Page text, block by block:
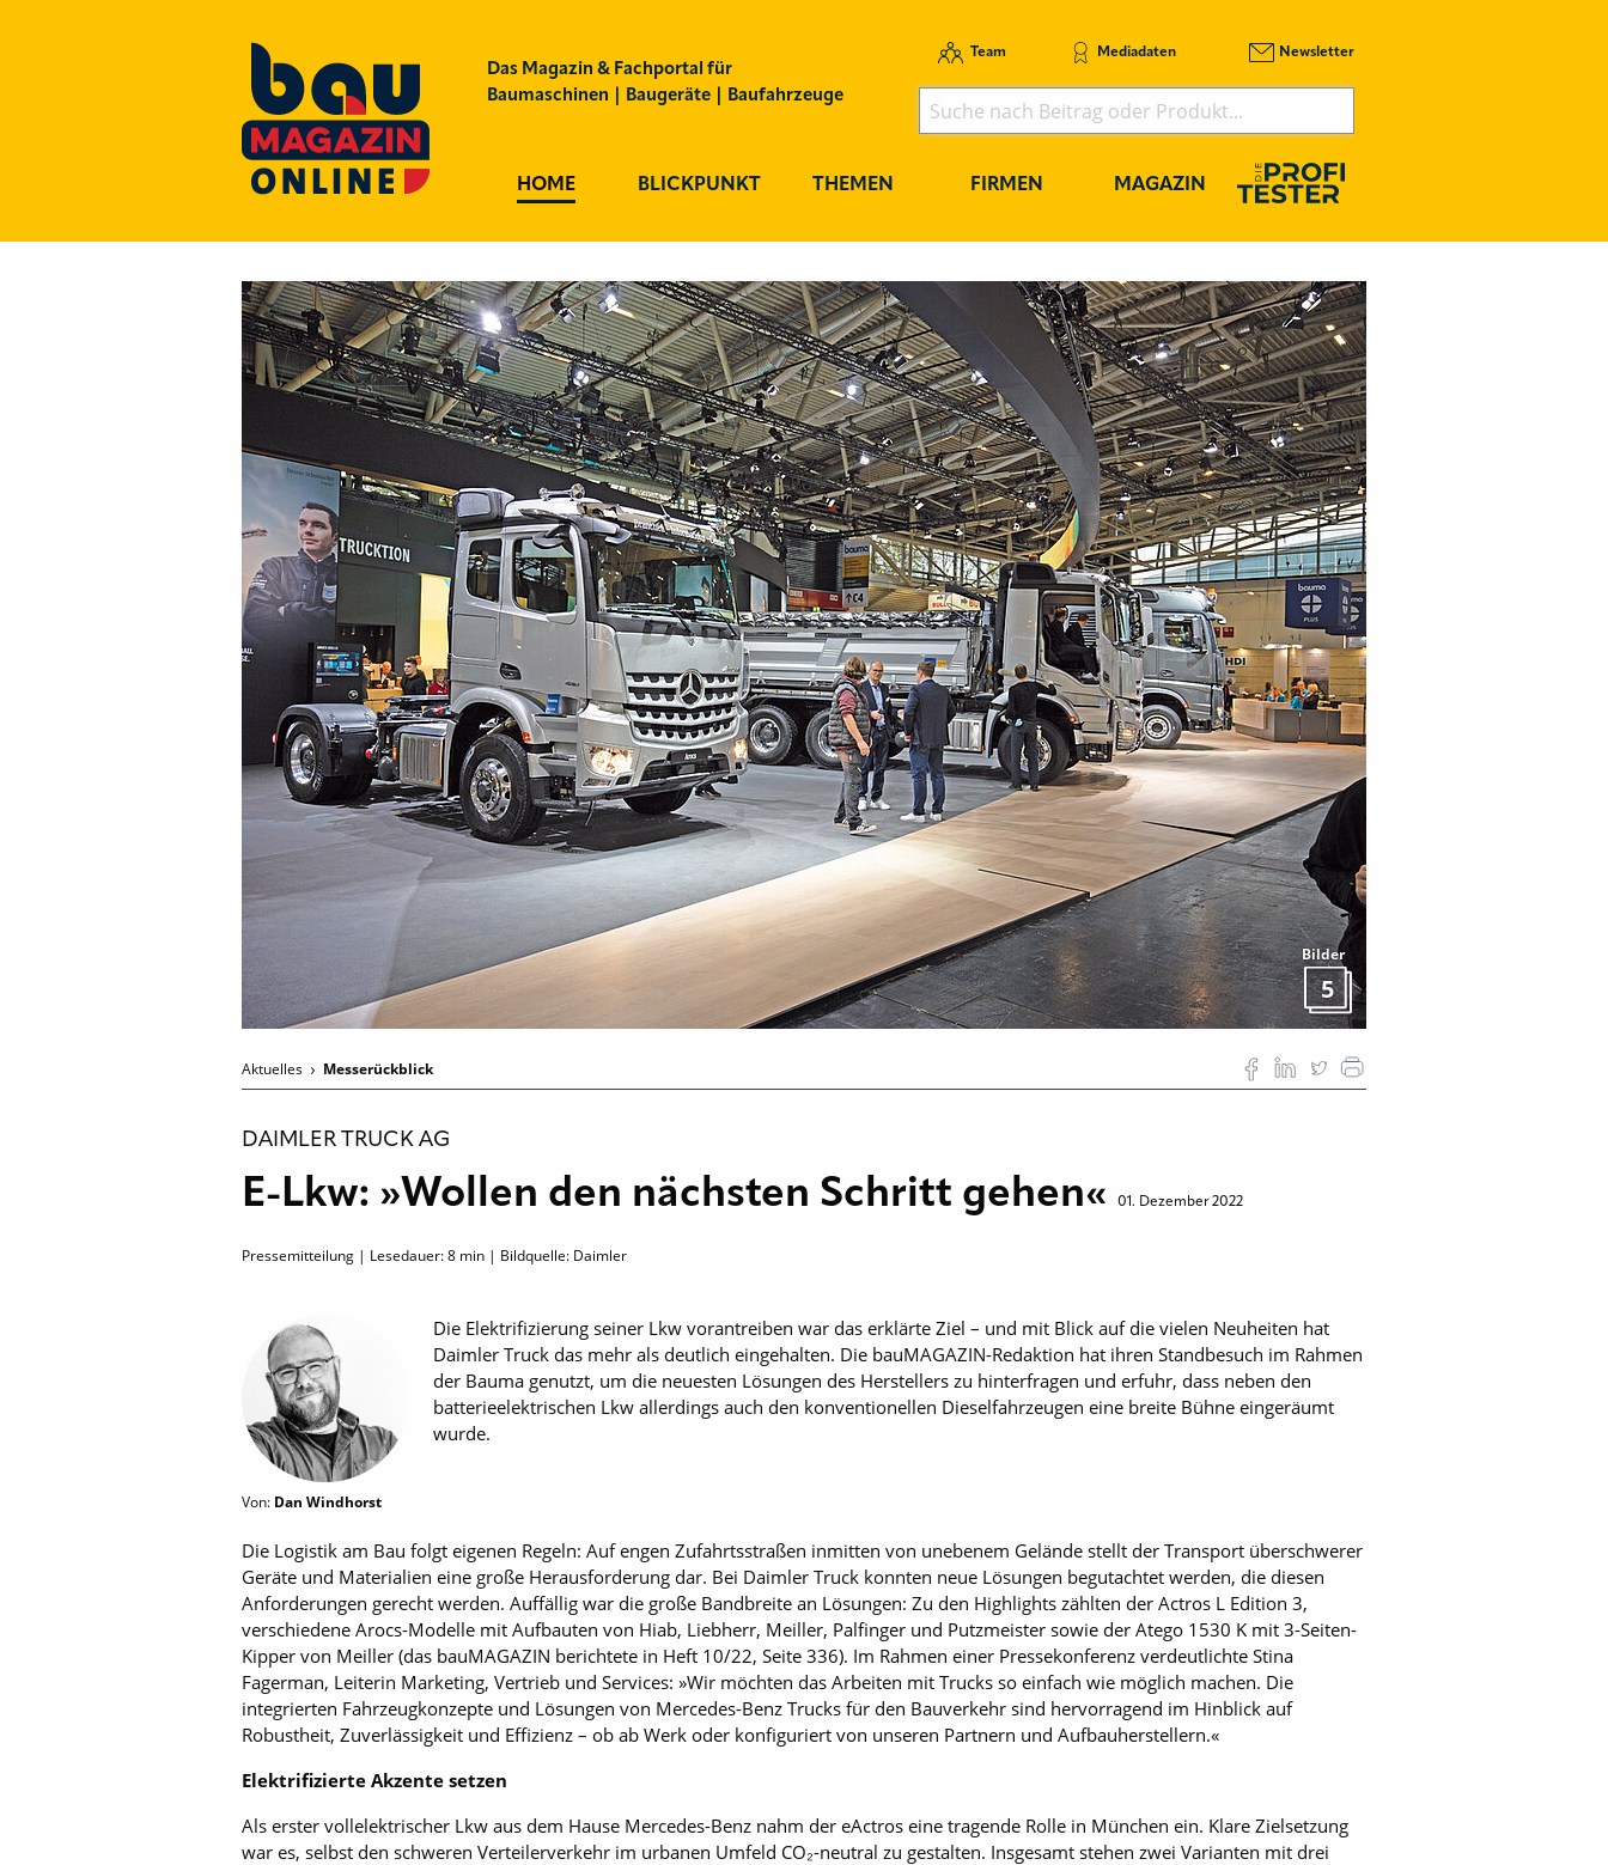
Das Magazin & Fachportal für
Baumaschinen | Baugeräte | Baufahrzeuge
Team Mediadaten Newsletter
HOME BLICKPUNKT THEMEN FIRMEN MAGAZIN
Bilder
5
Aktuelles Messerückblick
DAIMLER TRUCK AG
E-Lkw: »Wollen den nächsten Schritt gehen« 01. Dezember 2022
Pressemitteilung | Lesedauer:8 min | Bildquelle: Daimler
Von: Dan Windhorst
Die Elektrifizierung seiner Lkw vorantreiben war das erklärte Ziel – und mit Blick auf die vielen Neuheiten hat
Daimler Truck das mehr als deutlich eingehalten. Die bauMAGAZIN-Redaktion hat ihren Standbesuch im Rahmen
der Bauma genutzt, um die neuesten Lösungen des Herstellers zu hinterfragen und erfuhr, dass neben den
batterieelektrischen Lkw allerdings auch den konventionellen Dieselfahrzeugen eine breite Bühne eingeräumt
wurde.
Die Logistik am Bau folgt eigenen Regeln: Auf engen Zufahrtsstraßen inmitten von unebenem Gelände stellt der Transport überschwerer
Geräte und Materialien eine große Herausforderung dar. Bei Daimler Truck konnten neue Lösungen begutachtet werden, die diesen
Anforderungen gerecht werden. Auffällig war die große Bandbreite an Lösungen: Zu den Highlights zählten der Actros L Edition 3,
verschiedene Arocs-Modelle mit Aufbauten von Hiab, Liebherr, Meiller, Palfinger und Putzmeister sowie der Atego 1530 K mit 3-Seiten-
Kipper von Meiller (das bauMAGAZIN berichtete in Heft 10/22, Seite 336). Im Rahmen einer Pressekonferenz verdeutlichte Stina
Fagerman, Leiterin Marketing, Vertrieb und Services: »Wir möchten das Arbeiten mit Trucks so einfach wie möglich machen. Die
integrierten Fahrzeugkonzepte und Lösungen von Mercedes-Benz Trucks für den Bauverkehr sind hervorragend im Hinblick auf
Robustheit, Zuverlässigkeit und Effizienz – ob ab Werk oder konfiguriert von unseren Partnern und Aufbauherstellern.«
Elektrifizierte Akzente setzen
Als erster vollelektrischer Lkw aus dem Hause Mercedes-Benz nahm der eActros eine tragende Rolle in München ein. Klare Zielsetzung
war es, selbst den schweren Verteilerverkehr im urbanen Umfeld CO₂-neutral zu gestalten. Insgesamt stehen zwei Varianten mit drei